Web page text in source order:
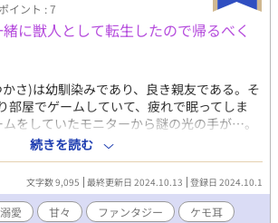
イント : 7
に獣人として転生したので帰るべく
さ)は幼馴染みであり、良き親友である。そ
部屋でゲームしていて、疲れで眠ってしま
をしていたモニターから謎の光の手が…。
は知らない天井で…？ そんなこんなで異世界
み2匹(獣人♂)によるBL異世界旅！ 【キャ
) 身長167cm 18歳♂ 受け 小柄なのがコンプ
いう言葉が似合う男の子。 声が男の中では
でダメージを受けた際には可愛い喘ぎ声を
続きを読む
文字数 9,095 最終更新日 2024.10.13 登録日 2024.10.1
溺愛 甘々 ファンタジー
ケモ耳